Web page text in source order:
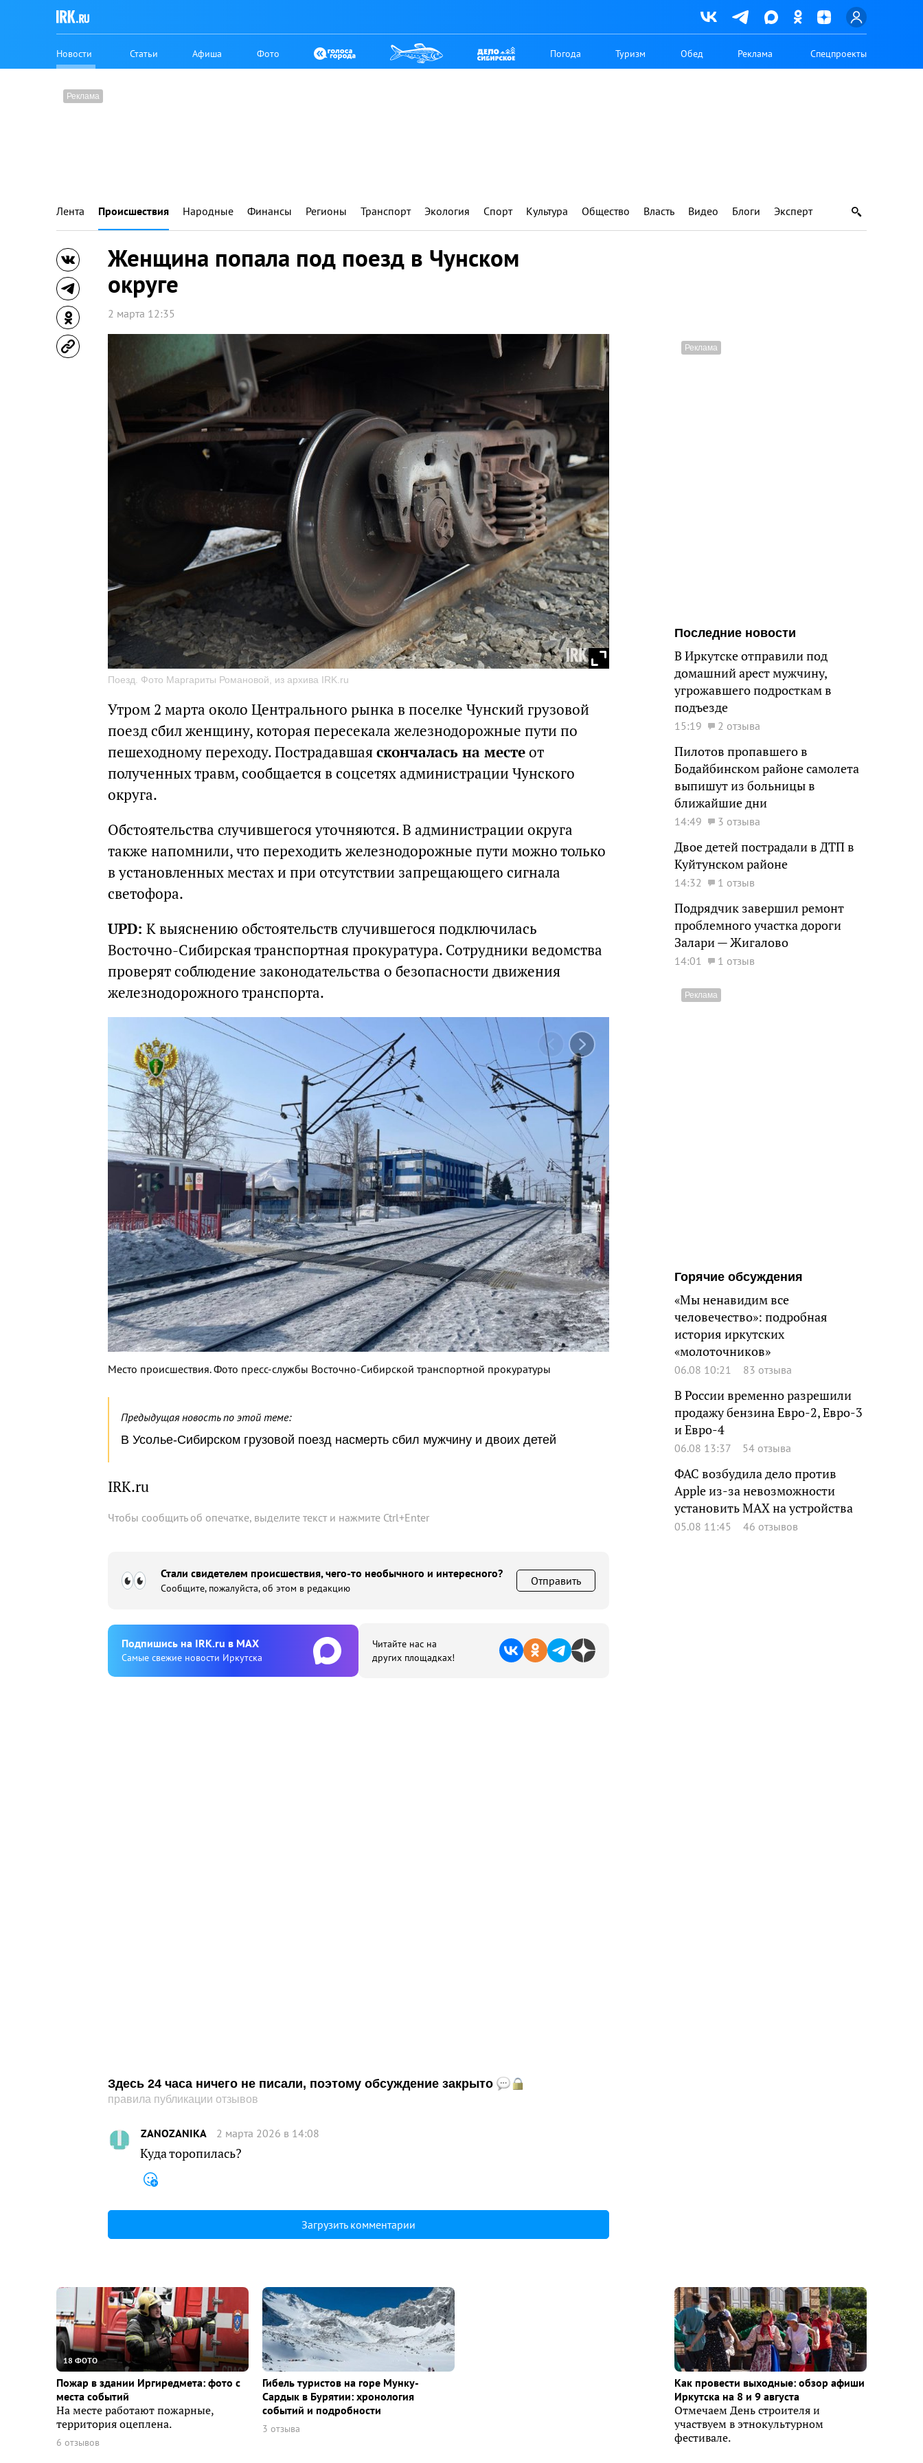
Новости Статьи Афиша Фото Погода Туризм Обед Реклама Спецпроекты
Лента Происшествия Народные Финансы Регионы Транспорт Экология Спорт Культура Общество Власть Видео Блоги Эксперт
Женщина попала под поезд в Чунском
округе
2 марта 12:35
Поезд. Фото Маргариты Романовой, из архива IRK.ru
Утром 2 марта около Центрального рынка в поселке Чунский грузовой
поезд сбил женщину, которая пересекала железнодорожные пути по
пешеходному переходу. Пострадавшаяскончалась на местеот
полученных травм, сообщается в соцсетях администрации Чунского
округа.
Обстоятельства случившегося уточняются. В администрации округа
также напомнили, что переходить железнодорожные пути можно только
в установленных местах и при отсутствии запрещающего сигнала
светофора.
UPD: К выяснению обстоятельств случившегося подключилась
Восточно-Сибирская транспортная прокуратура. Сотрудники ведомства
проверят соблюдение законодательства о безопасности движения
железнодорожного транспорта.
Место происшествия. Фото пресс-службы Восточно-Сибирской транспортной прокуратуры
Предыдущая новость по этой теме:
В Усолье-Сибирском грузовой поезд насмерть сбил мужчину и двоих детей
IRK.ru
Чтобы сообщить об опечатке, выделите текст и нажмите Ctrl+Enter
Стали свидетелем происшествия, чего-то необычного и интересного?
Сообщите, пожалуйста, об этом в редакцию
Отправить
Подпишиcь на IRK.ru в MAX
Cамые свежие новости Иркутска
Читайте нас на
других площадках!
Здесь 24 часа ничего не писали, поэтому обсуждение закрыто
правила публикации отзывов
ZANOZANIKA 2 марта 2026 в 14:08
Куда торопилась?
Загрузить комментарии
Последние новости
В Иркутске отправили под
домашний арест мужчину,
угрожавшего подросткам в
подъезде
15:19 2 отзыва
Пилотов пропавшего в
Бодайбинском районе самолета
выпишут из больницы в
ближайшие дни
14:49 3 отзыва
Двое детей пострадали в ДТП в
Куйтунском районе
14:32 1 отзыв
Подрядчик завершил ремонт
проблемного участка дороги
Залари — Жигалово
14:01 1 отзыв
Горячие обсуждения
«Мы ненавидим все
человечество»: подробная
история иркутских
«молоточников»
06.08 10:21 83 отзыва
В России временно разрешили
продажу бензина Евро-2, Евро-3
и Евро-4
06.08 13:37 54 отзыва
ФАС возбудила дело против
Apple из-за невозможности
установить MAX на устройства
05.08 11:45 46 отзывов
18 ФОТО
Пожар в здании Иргиредмета: фото с
места событий
На месте работают пожарные,
территория оцеплена.
6 отзывов
Гибель туристов на горе Мунку-
Сардык в Бурятии: хронология
событий и подробности
3 отзыва
Как провести выходные: обзор афиши
Иркутска на 8 и 9 августа
Отмечаем День строителя и
участвуем в этнокультурном
фестивале.